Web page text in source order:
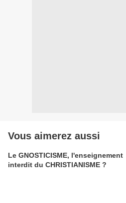
Vous aimerez aussi
Le GNOSTICISME, l'enseignement
interdit du CHRISTIANISME ?